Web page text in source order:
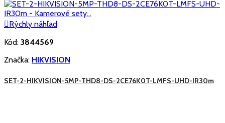
Rýchly náhľad
Kód: 3844569
Značka: HIKVISION
SET-2-HIKVISION-5MP-THD8-DS-2CE76K0T-LMFS-UHD-IR30m